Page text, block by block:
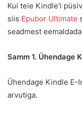
Kui teie Kindle'i
siis Epubor Ultimate
seadmest
Samm 1. Ühendage
Ühendage Kindle E-
arvutiga.